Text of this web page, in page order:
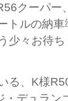
クーパー
トルの納
少々お待ち
る、K様
・デュラン